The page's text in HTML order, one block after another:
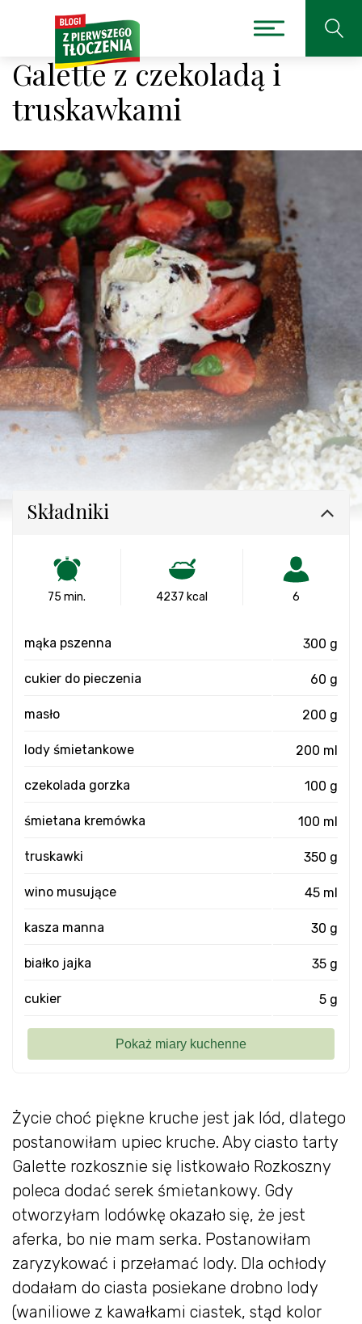
Galette z czekoladą i
truskawkami
Życie choć piękne kruche jest jak lód, dlatego
postanowiłam upiec kruche. Aby ciasto tarty
Galette rozkosznie się listkowało Rozkoszny
poleca dodać serek śmietankowy. Gdy
otworzyłam lodówkę okazało się, że jest
aferka, bo nie mam serka. Postanowiłam
zaryzykować i przełamać lody. Dla ochłody
dodałam do ciasta posiekane drobno lody
(waniliowe z kawałkami ciastek, stąd kolor
Składniki
75 min. 4237 kcal 6
mąka pszenna 300 g
cukier do pieczenia 60 g
masło 200 g
lody śmietankowe 200 ml
czekolada gorzka 100 g
śmietana kremówka 100 ml
truskawki 350 g
wino musujące 45 ml
kasza manna 30 g
białko jajka 35 g
cukier 5 g